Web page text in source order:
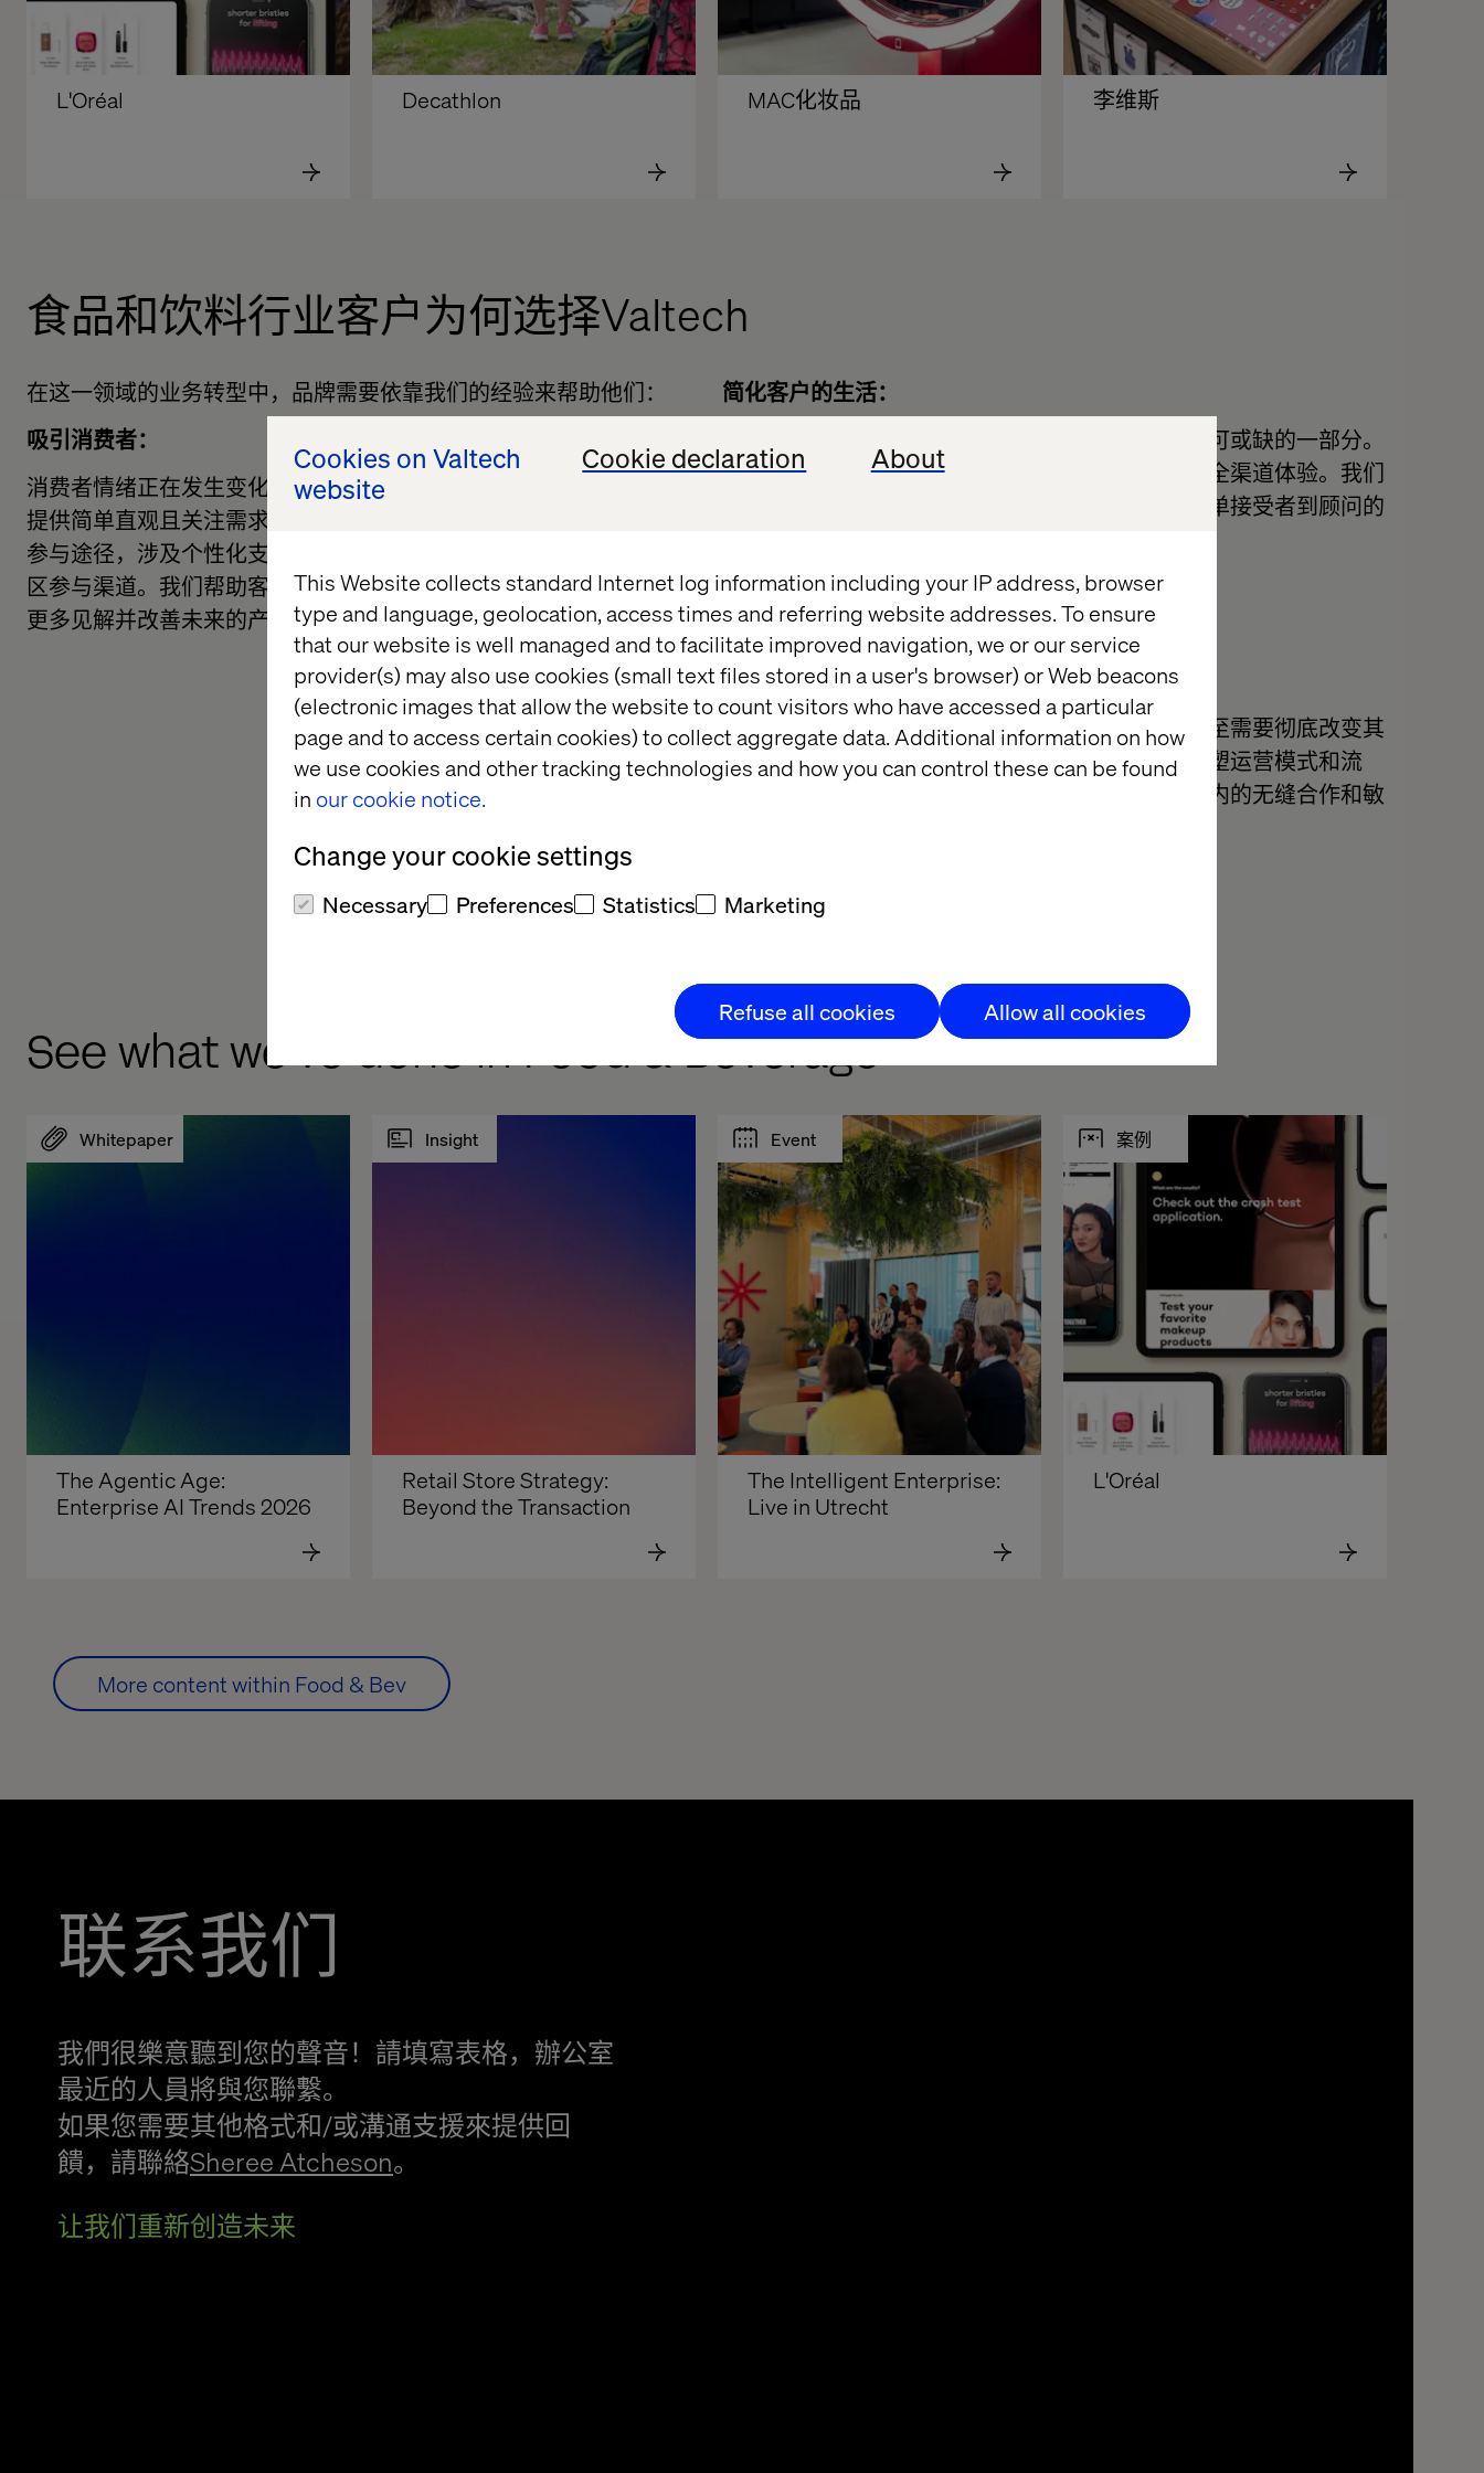
Cookies on Valtech
website
Cookie declaration About
This Website collects standard Internet log information including your IP address, browser
type and language, geolocation, access times and referring website addresses. To ensure
that our website is well managed and to facilitate improved navigation, we or our service
provider(s) may also use cookies (small text files stored in a user's browser) or Web beacons
(electronic images that allow the website to count visitors who have accessed a particular
page and to access certain cookies) to collect aggregate data. Additional information on how
we use cookies and other tracking technologies and how you can control these can be found
in our cookie notice.
Change your cookie settings
Necessary Preferences Statistics Marketing
Refuse all cookies Allow all cookies
L'Oréal Decathlon MAC化妆品 李维斯
食品和饮料行业客户为何选择Valtech
在这一领域的业务转型中，品牌需要依靠我们的经验来帮助他们：
吸引消费者：
消费者情绪正在发生变化。我们与品牌合作，坚持以消费者为中心，
提供简单直观且关注需求和期望的消费者体验。我们设计并提供新的
参与途径，涉及个性化支持和咨询服务以及数据驱动的产品信息和社
区参与渠道。我们帮助客户评估其营销策略，以吸引目标受众，获得
更多见解并改善未来的产品供应和表现。
简化客户的生活：
面对日益激烈的竞争，企业需要成为客户生活中不可或缺的一部分。
我们与企业合作，跨接触点提供可随时随地访问的全渠道体验。我们
借助数据型驱动洞察，以改善客户体验，实现从订单接受者到顾问的
实现业务转型：
企业需要改变其经营方式。在某些情况下，企业甚至需要彻底改变其
业务以保持竞争力。我们与客户并肩作战，通过重塑运营模式和流
程，避免形成孤岛，解决传统技术问题，促进组织内的无缝合作和敏
行动起来，做出改变。
See what we've done in Food & Beverage
Whitepaper
The Agentic Age:
Enterprise AI Trends 2026
Insight
Retail Store Strategy:
Beyond the Transaction
Event
The Intelligent Enterprise:
Live in Utrecht
案例
L'Oréal
More content within Food & Bev
联系我们
我們很樂意聽到您的聲音！請填寫表格，辦公室
最近的人員將與您聯繫。
如果您需要其他格式和/或溝通支援來提供回
饋，請聯絡Sheree Atcheson。
让我们重新创造未来